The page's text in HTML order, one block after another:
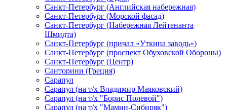
Санкт-Петербург (Английская набережная)
Санкт-Петербург (Морской фасад)
Санкт-Петербург (Набережная Лейтенанта
Шмидта)
Санкт-Петербург (причал «Уткина заводь»)
Санкт-Петербург (проспект Обуховской Обороны)
Санкт-Петербург (Центр)
Санторини (Греция)
Сарапул
Сарапул (на т/х Владимир Маяковский)
Сарапул (на т/х "Борис Полевой")
Сарапул (на т/х "Мамин-Сибиряк")